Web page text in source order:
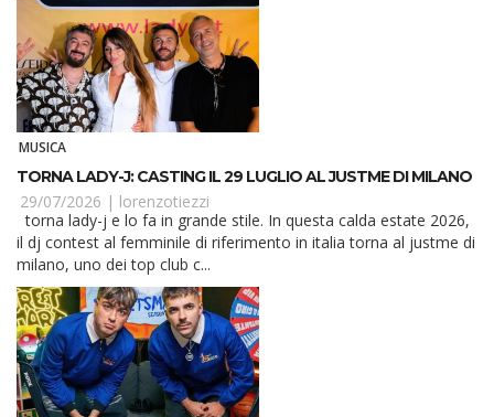
MUSICA
TORNA LADY-J: CASTING IL 29 LUGLIO AL JUSTME DI MILANO
29/07/2026 | lorenzotiezzi
torna lady-j e lo fa in grande stile. In questa calda estate 2026,
il dj contest al femminile di riferimento in italia torna al justme di
milano, uno dei top club c...